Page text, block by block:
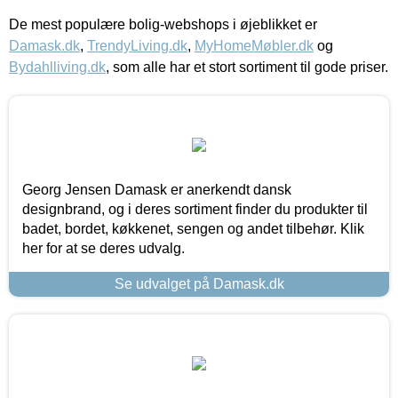
De mest populære bolig-webshops i øjeblikket er
Damask.dk, TrendyLiving.dk, MyHomeMøbler.dk og
Bydahlliving.dk, som alle har et stort sortiment til gode priser.
Georg Jensen Damask er anerkendt dansk
designbrand, og i deres sortiment finder du produkter til
badet, bordet, køkkenet, sengen og andet tilbehør. Klik
her for at se deres udvalg.
Se udvalget på Damask.dk